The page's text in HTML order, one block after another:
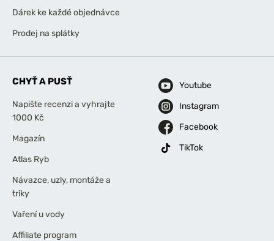
Dárek ke každé objednávce
Prodej na splátky
CHYŤ A PUSŤ
Napište recenzi a vyhrajte
1000 Kč
Magazín
Atlas Ryb
Návazce, uzly, montáže a
triky
Vaření u vody
Affiliate program
Youtube
Instagram
Facebook
TikTok